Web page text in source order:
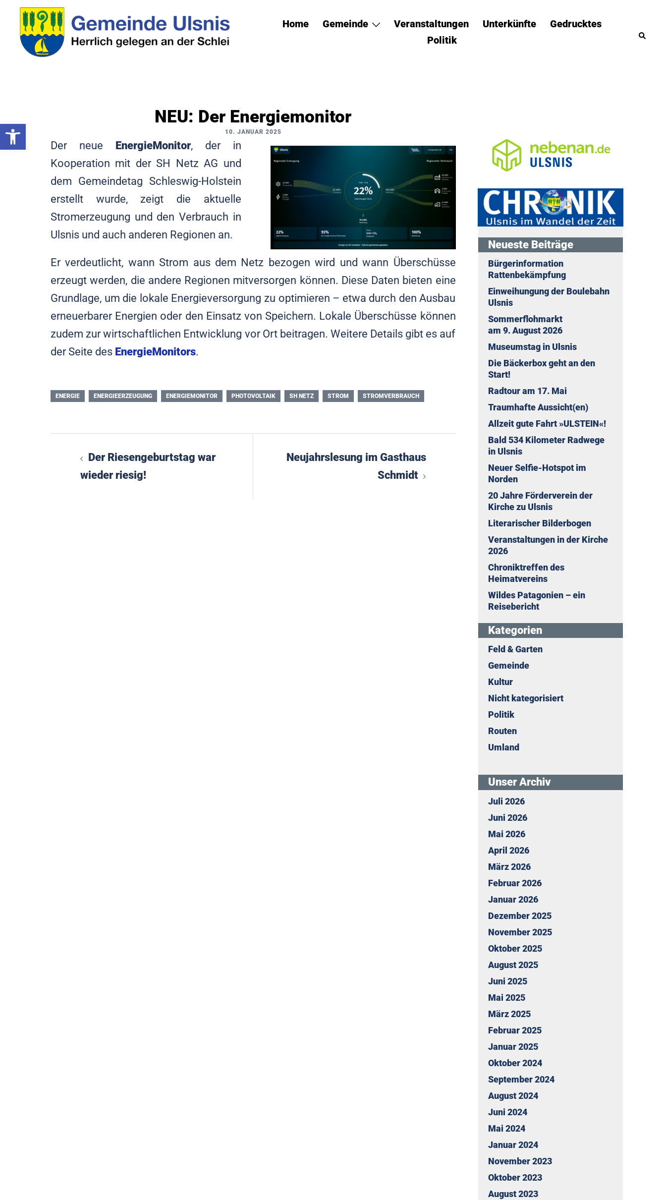
Zum
Inhalt
springen
Home Gemeinde Veranstaltungen Unterkünfte
Gedrucktes
Politik
Suche
NEU: Der Energiemonitor
10. JANUAR 2025
Der neue EnergieMonitor, der in
Kooperation mit der SH Netz AG und
dem Gemeindetag Schleswig-Holstein
erstellt wurde, zeigt die aktuelle
Stromerzeugung und den Verbrauch in
Ulsnis und auch anderen Regionen an.
Er verdeutlicht, wann Strom aus dem Netz bezogen wird und wann Überschüsse
erzeugt werden, die andere Regionen mitversorgen können. Diese Daten bieten eine
Grundlage, um die lokale Energieversorgung zu optimieren – etwa durch den Ausbau
erneuerbarer Energien oder den Einsatz von Speichern. Lokale Überschüsse können
zudem zur wirtschaftlichen Entwicklung vor Ort beitragen. Weitere Details gibt es auf
der Seite des EnergieMonitors.
ENERGIE ENERGIEERZEUGUNG ENERGIEMONITOR PHOTOVOLTAIK SH NETZ STROM STROMVERBRAUCH
Beitragsnavigation
Der Riesengeburtstag war
wieder riesig!
Neujahrslesung im Gasthaus
Schmidt
Neueste Beiträge
Bürgerinformation
Rattenbekämpfung
Einweihungung der Boulebahn
Ulsnis
Sommerflohmarkt
am 9. August 2026
Museumstag in Ulsnis
Die Bäckerbox geht an den
Start!
Radtour am 17. Mai
Traumhafte Aussicht(en)
Allzeit gute Fahrt »ULSTEIN«!
Bald 534 Kilometer Radwege
in Ulsnis
Neuer Selfie-Hotspot im
Norden
20 Jahre Förderverein der
Kirche zu Ulsnis
Literarischer Bilderbogen
Veranstaltungen in der Kirche
2026
Chroniktreffen des
Heimatvereins
Wildes Patagonien – ein
Reisebericht
Kategorien
Feld & Garten
Gemeinde
Kultur
Nicht kategorisiert
Politik
Routen
Umland
Unser Archiv
Juli 2026
Juni 2026
Mai 2026
April 2026
März 2026
Februar 2026
Januar 2026
Dezember 2025
November 2025
Oktober 2025
August 2025
Juni 2025
Mai 2025
März 2025
Februar 2025
Januar 2025
Oktober 2024
September 2024
August 2024
Juni 2024
Mai 2024
Januar 2024
November 2023
Oktober 2023
August 2023
Werkzeugleiste öffnen